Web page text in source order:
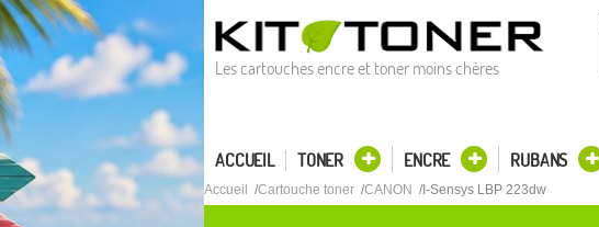
Les cartouches encre et toner moins chères
ACCUEIL TONER ENCRE RUBANS
Accueil Cartouche toner CANON I-Sensys LBP 223dw